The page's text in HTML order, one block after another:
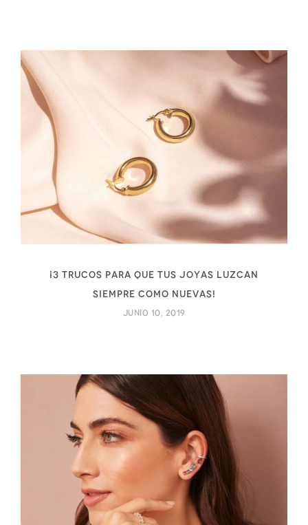
¡3 Trucos para que tus joyas luzcan
siempre como nuevas!
junio 10, 2019